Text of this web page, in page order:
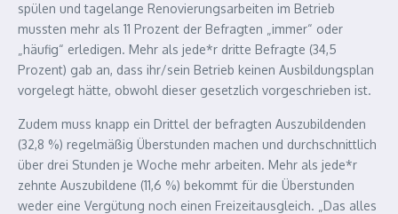
spülen und tagelange Renovierungsarbeiten im Betrieb
mussten mehr als 11 Prozent der Befragten „immer“ oder
„häufig“ erledigen. Mehr als jede*r dritte Befragte (34,5
Prozent) gab an, dass ihr/sein Betrieb keinen Ausbildungsplan
vorgelegt hätte, obwohl dieser gesetzlich vorgeschrieben ist.
Zudem muss knapp ein Drittel der befragten Auszubildenden
(32,8 %) regelmäßig Überstunden machen und durchschnittlich
über drei Stunden je Woche mehr arbeiten. Mehr als jede*r
zehnte Auszubildene (11,6 %) bekommt für die Überstunden
weder eine Vergütung noch einen Freizeitausgleich. „Das alles